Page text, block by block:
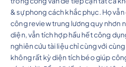
& sự phong cách khắc phục. Họ
công review trung lương quy nhơn
diện, vẫn tích hợp hầu hết công
nghiên cứu tài liệu chỉ cùng với
không rất kỳ diện tích béo giúp